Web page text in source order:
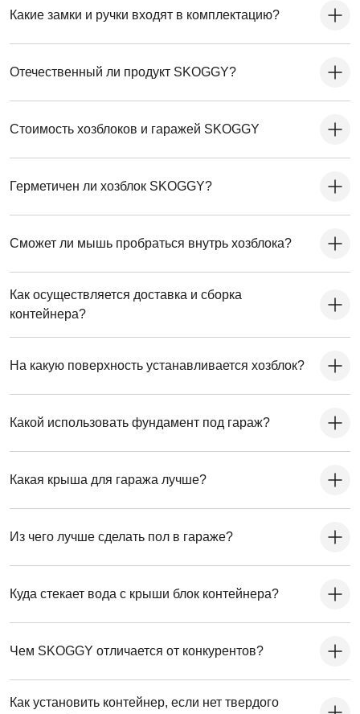
Какие замки и ручки входят в комплектацию?
Отечественный ли продукт SKOGGY?
Стоимость хозблоков и гаражей SKOGGY
Герметичен ли хозблок SKOGGY?
Сможет ли мышь пробраться внутрь хозблока?
Как осуществляется доставка и сборка
контейнера?
На какую поверхность устанавливается хозблок?
Какой использовать фундамент под гараж?
Какая крыша для гаража лучше?
Из чего лучше сделать пол в гараже?
Куда стекает вода с крыши блок контейнера?
Чем SKOGGY отличается от конкурентов?
Как установить контейнер, если нет твердого